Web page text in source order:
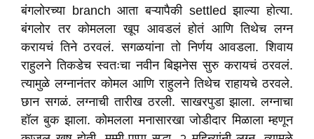
बंगलोरच्या branch आता बऱ्यापैकी settled झाल्या होत्या.
बंगलोर तर कोमलला खूप आवडलं होतं आणि तिथेच लग्न
करायचं तिने ठरवलं. सगळयांना तो निर्णय आवडला. शिवाय
राहुलने तिकडेच स्वतःचा नवीन बिझनेस सुरु करायचं ठरवलं.
त्यामुळे लग्नानंतर कोमल आणि राहुलने तिथेच राहायचे ठरवले.
छान सगळं. लग्नाची तारीख ठरली. साखरपुडा झाला. लग्नाचा
हॉल बुक झाला. कोमलला मनासारखा जोडीदार मिळाला म्हणून